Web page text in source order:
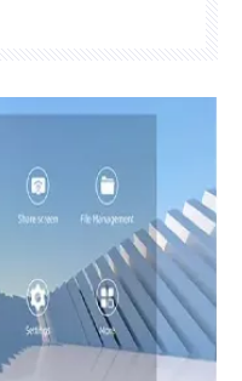
rezultatele învățării
colaborare. Printre
uri din ultimii ani
panourile tactile
tradiționale.